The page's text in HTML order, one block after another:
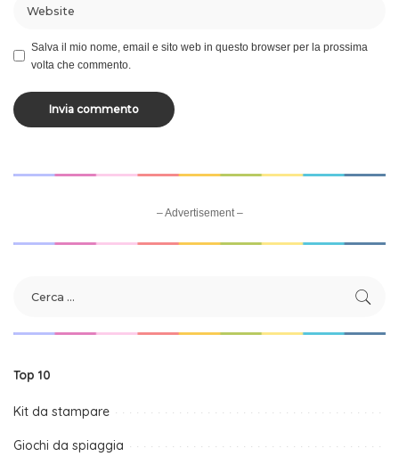
Salva il mio nome, email e sito web in questo browser per la prossima
volta che commento.
– Advertisement –
Top 10
Kit da stampare
Giochi da spiaggia